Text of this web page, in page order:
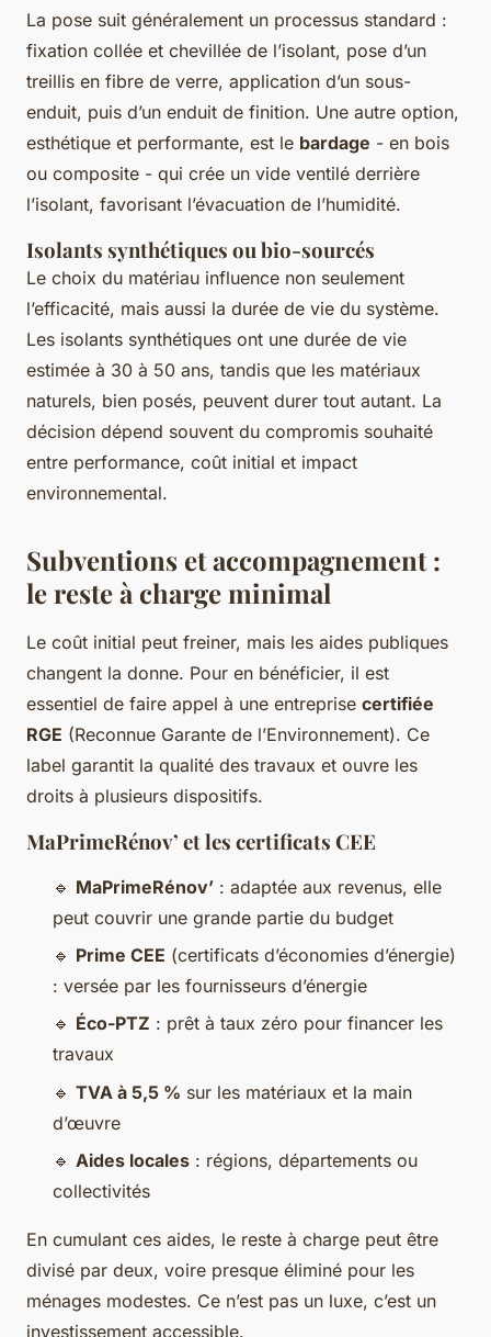
La pose suit généralement un processus standard :
fixation collée et chevillée de l’isolant, pose d’un
treillis en fibre de verre, application d’un sous-
enduit, puis d’un enduit de finition. Une autre option,
esthétique et performante, est le bardage - en bois
ou composite - qui crée un vide ventilé derrière
l’isolant, favorisant l’évacuation de l’humidité.
Isolants synthétiques ou bio-sourcés
Le choix du matériau influence non seulement
l’efficacité, mais aussi la durée de vie du système.
Les isolants synthétiques ont une durée de vie
estimée à 30 à 50 ans, tandis que les matériaux
naturels, bien posés, peuvent durer tout autant. La
décision dépend souvent du compromis souhaité
entre performance, coût initial et impact
environnemental.
Subventions et accompagnement :
le reste à charge minimal
Le coût initial peut freiner, mais les aides publiques
changent la donne. Pour en bénéficier, il est
essentiel de faire appel à une entreprise certifiée
RGE (Reconnue Garante de l’Environnement). Ce
label garantit la qualité des travaux et ouvre les
droits à plusieurs dispositifs.
MaPrimeRénov’ et les certificats CEE
🔹 MaPrimeRénov’ : adaptée aux revenus, elle
peut couvrir une grande partie du budget
🔹 Prime CEE (certificats d’économies d’énergie)
: versée par les fournisseurs d’énergie
🔹 Éco-PTZ : prêt à taux zéro pour financer les
travaux
🔹 TVA à 5,5 % sur les matériaux et la main
d’œuvre
🔹 Aides locales : régions, départements ou
collectivités
En cumulant ces aides, le reste à charge peut être
divisé par deux, voire presque éliminé pour les
ménages modestes. Ce n’est pas un luxe, c’est un
investissement accessible.